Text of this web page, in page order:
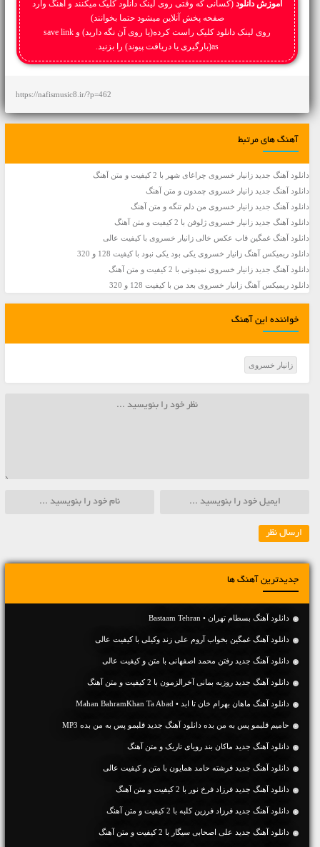
آموزش دانلود(کسانی که وقتی روی لینک دانلود کلیک میکنند و آهنگ وارد
صفحه پخش آنلاین میشود حتما بخوانند)
روی لینک دانلود کلیک راست کرده(یا روی آن نگه دارید) و save link
as(بارگیری یا دریافت پیوند) را بزنید.
https://nafismusic8.ir/?p=462
آهنگ های مرتبط
دانلود آهنگ جديد زانیار خسروی چراغای شهر با 2 کیفیت و متن آهنگ
دانلود آهنگ جديد زانیار خسروی چمدون و متن آهنگ
دانلود آهنگ جديد زانیار خسروی من دلم تنگه و متن آهنگ
دانلود آهنگ جديد زانیار خسروی ژلوفن با 2 کیفیت و متن آهنگ
دانلود آهنگ غمگین قاب عکس خالی زانیار خسروی با کیفیت عالی
دانلود ریمیکس آهنگ زانیار خسروی یکی بود یکی نبود با کیفیت 128 و 320
دانلود آهنگ جديد زانیار خسروی نمیدونی با 2 کیفیت و متن آهنگ
دانلود ریمیکس آهنگ زانیار خسروی بعد من با کیفیت 128 و 320
خواننده این آهنگ
زانیار خسروی
جدیدترین آهنگ ها
دانلود آهنگ بسطام تهران • Bastaam Tehran
دانلود آهنگ غمگین بخواب آروم علی زند وکیلی با کیفیت عالی
دانلود آهنگ جديد رفتن محمد اصفهانی با متن و کیفیت عالی
دانلود آهنگ جديد روزبه بمانی آخرالزمون با 2 کیفیت و متن آهنگ
دانلود آهنگ ماهان بهرام خان تا ابد • Mahan BahramKhan Ta Abad
حامیم قلبمو پس به من بده دانلود آهنگ جدید قلبمو پس به من بده MP3
دانلود آهنگ جديد ماکان بند رویای تاریک و متن آهنگ
دانلود آهنگ جديد فرشته حامد همایون با متن و کیفیت عالی
دانلود آهنگ جديد فرزاد فرخ نور با 2 کیفیت و متن آهنگ
دانلود آهنگ جديد فرزاد فرزین کلبه با 2 کیفیت و متن آهنگ
دانلود آهنگ جديد علی اصحابی سیگار با 2 کیفیت و متن آهنگ